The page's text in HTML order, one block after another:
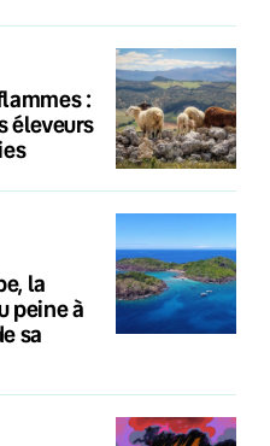
:
éleveurs
la
peine à
sa